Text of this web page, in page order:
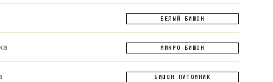
БЕЛЫЙ БИШОН
МИКРО БИШОН
БИШОН ПИТОМНИК